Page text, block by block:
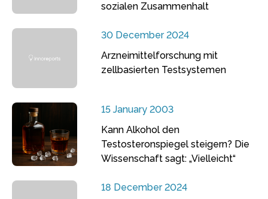
sozialen Zusammenhalt
30 December 2024
Arzneimittelforschung mit
zellbasierten Testsystemen
15 January 2003
Kann Alkohol den
Testosteronspiegel steigern? Die
Wissenschaft sagt: „Vielleicht“
18 December 2024